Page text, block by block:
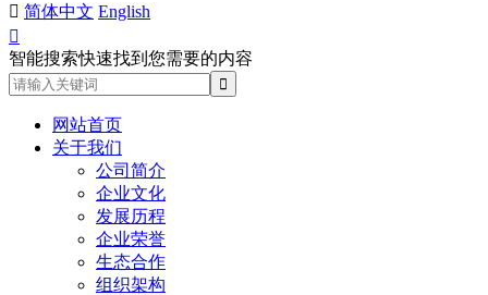
 简体中文 English

智能搜索快速找到您需要的内容
网站首页
关于我们
公司简介
企业文化
发展历程
企业荣誉
生态合作
组织架构